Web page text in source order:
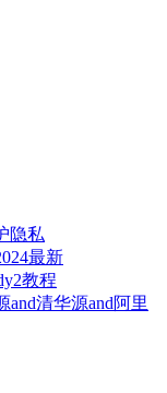
隐私
最新
教程
and清华源and阿里